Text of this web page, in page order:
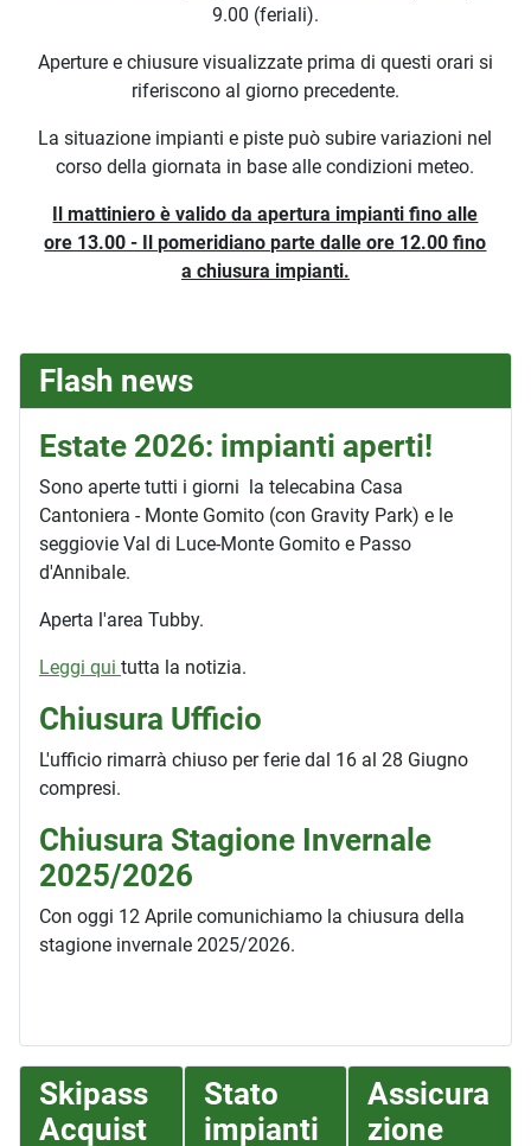
9.00 (feriali).
Aperture e chiusure visualizzate prima di questi orari si
riferiscono al giorno precedente.
La situazione impianti e piste può subire variazioni nel
corso della giornata in base alle condizioni meteo.
Il mattiniero è valido da apertura impianti fino alle
ore 13.00 - Il pomeridiano parte dalle ore 12.00 fino
a chiusura impianti.
Flash news
Estate 2026: impianti aperti!
Sono aperte tutti i giorni la telecabina Casa
Cantoniera - Monte Gomito (con Gravity Park) e le
seggiovie Val di Luce-Monte Gomito e Passo
d'Annibale.
Aperta l'area Tubby.
Leggi qui tutta la notizia.
Chiusura Ufficio
L'ufficio rimarrà chiuso per ferie dal 16 al 28 Giugno
compresi.
Chiusura Stagione Invernale
2025/2026
Con oggi 12 Aprile comunichiamo la chiusura della
stagione invernale 2025/2026.
Skipass
Acquist
Stato
impianti
Assicura
zione